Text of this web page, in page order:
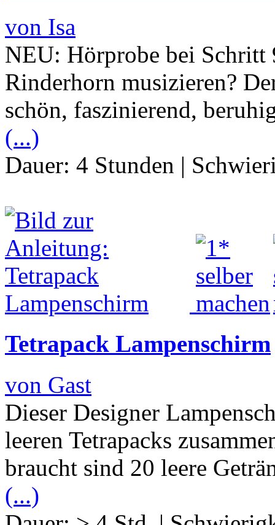
von Isa
NEU: Hörprobe bei Schritt
Rinderhorn musizieren?
schön, faszinierend,
(...)
Dauer: 4 Stunden |
Tetrapack Lampenschirm
von Gast
Dieser Designer
leeren Tetrapacks
braucht sind 20 leere
(...)